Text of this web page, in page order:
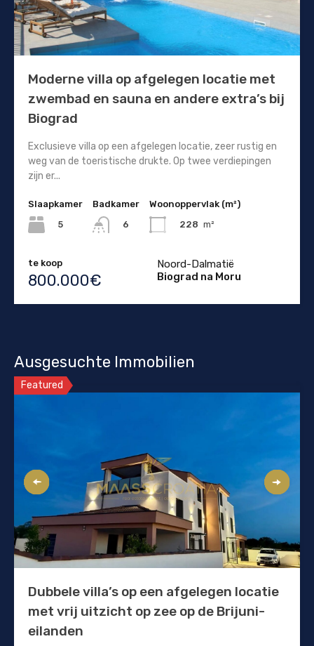
Moderne villa op afgelegen locatie met
zwembad en sauna en andere extra’s bij
Biograd
Exclusieve villa op een afgelegen locatie, zeer rustig en
weg van de toeristische drukte. Op twee verdiepingen
zijn er...
Slaapkamer
5
Badkamer
6
Woonoppervlak (m²)
228 m²
te koop
800.000€
Noord-Dalmatië
Biograd na Moru
Ausgesuchte Immobilien
Featured
Dubbele villa’s op een afgelegen locatie
met vrij uitzicht op zee op de Brijuni-
eilanden